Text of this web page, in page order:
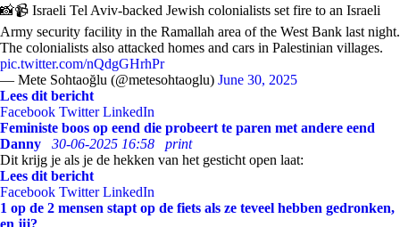
📸📹 Israeli Tel Aviv-backed Jewish colonialists set fire to an Israeli
Army security facility in the Ramallah area of the West Bank last night.
The colonialists also attacked homes and cars in Palestinian villages.
pic.twitter.com/nQdgGHrhPr
— Mete Sohtaoğlu (@metesohtaoglu) June 30, 2025
Lees dit bericht
Facebook Twitter LinkedIn
Feministe boos op eend die probeert te paren met andere eend
Danny
30-06-2025 16:58
print
Dit krijg je als je de hekken van het gesticht open laat:
Lees dit bericht
Facebook Twitter LinkedIn
1 op de 2 mensen stapt op de fiets als ze teveel hebben gedronken,
en jij?